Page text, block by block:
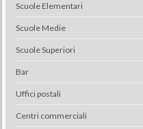
Scuole Elementari
Scuole Medie
Scuole Superiori
Bar
Uffici postali
Centri commerciali